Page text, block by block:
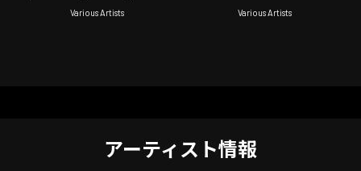
Various Artists Various Artists
アーティスト情報